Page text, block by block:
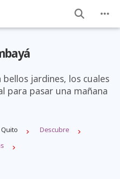
jardines, los cuales
para pasar una mañana
Quito
Descubre